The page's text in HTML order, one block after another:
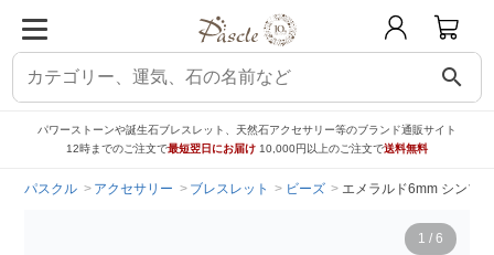
search
パワーストーンや誕生石ブレスレット、天然石アクセサリー等のブランド通販サイト
12時までのご注文で最短翌日にお届け 10,000円以上のご注文で送料無料
パスクル アクセサリー ブレスレット ビーズ エメラルド6mm シンプ
1 / 6